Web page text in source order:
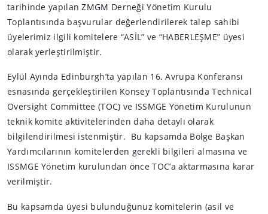
tarihinde yapılan ZMGM Derneği Yönetim Kurulu
Toplantısında başvurular değerlendirilerek talep sahibi
üyelerimiz ilgili komitelere “ASİL” ve “HABERLEŞME” üyesi
olarak yerleştirilmiştir.
Eylül Ayında Edinburgh’ta yapılan 16. Avrupa Konferansı
esnasında gerçekleştirilen Konsey Toplantısında Technical
Oversight Committee (TOC) ve ISSMGE Yönetim Kurulunun
teknik komite aktivitelerinden daha detaylı olarak
bilgilendirilmesi istenmiştir. Bu kapsamda Bölge Başkan
Yardımcılarının komitelerden gerekli bilgileri almasına ve
ISSMGE Yönetim kurulundan önce TOC’a aktarmasına karar
verilmiştir.
Bu kapsamda üyesi bulunduğunuz komitelerin (asil ve